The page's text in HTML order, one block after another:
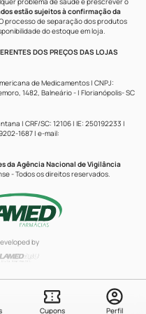
Cupons Perfil
estão sujeitos à confirmação da
processo de separação dos produtos
do estoque em loja.
DOS PREÇOS DAS LOJAS
de Medicamentos | CNPJ:
1482, Balneário - | Florianópolis- SC
| CRF/SC: 12106 | IE: 250192233 |
1687 | e-mail:
da Agência Nacional de Vigilância
- Todos os direitos reservados.
by